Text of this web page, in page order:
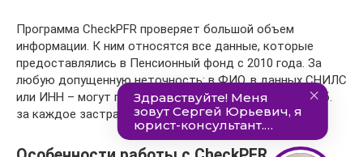
Программа CheckPFR проверяет большой объем
информации. К ним относятся все данные, которые
предоставлялись в Пенсионный фонд с 2010 года. За
любую допущенную неточность: в ФИО, в данных СНИЛС
или ИНН – могут предъявить штраф в размере 500 руб.
за каждое застрахованное лицо (сотрудника).